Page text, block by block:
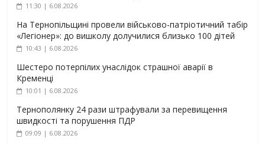
11:30 | 6.08.2026
На Тернопільщині провели військово-патріотичний табір
«Легіонер»: до вишколу долучилися близько 100 дітей
10:43 | 6.08.2026
Шестеро потерпілих унаслідок страшної аварії в
Кременці
10:01 | 6.08.2026
Тернополянку 24 рази штрафували за перевищення
швидкості та порушення ПДР
09:09 | 6.08.2026